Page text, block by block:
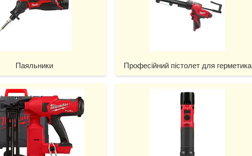
Паяльники Професійний пістолет для герметика